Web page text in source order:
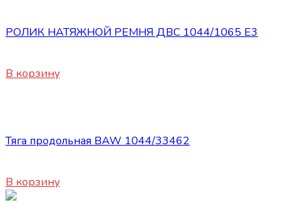
РОЛИК НАТЯЖНОЙ РЕМНЯ ДВС 1044/1065 Е3
В корзину
Тяга продольная BAW 1044/33462
В корзину